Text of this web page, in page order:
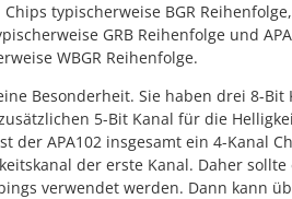
typischerweise BGR
GRB Reihenfolge und
WBGR Reihenfolge.
Besonderheit. Sie haben drei 8-Bit
5-Bit Kanal für die
der APA102 insgesamt ein 4-Kanal
der erste Kanal. Daher sollte
verwendet werden. Dann kann